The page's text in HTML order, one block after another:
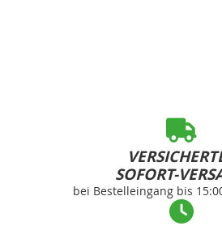
SOFORT-
bei Bestelleingang bis